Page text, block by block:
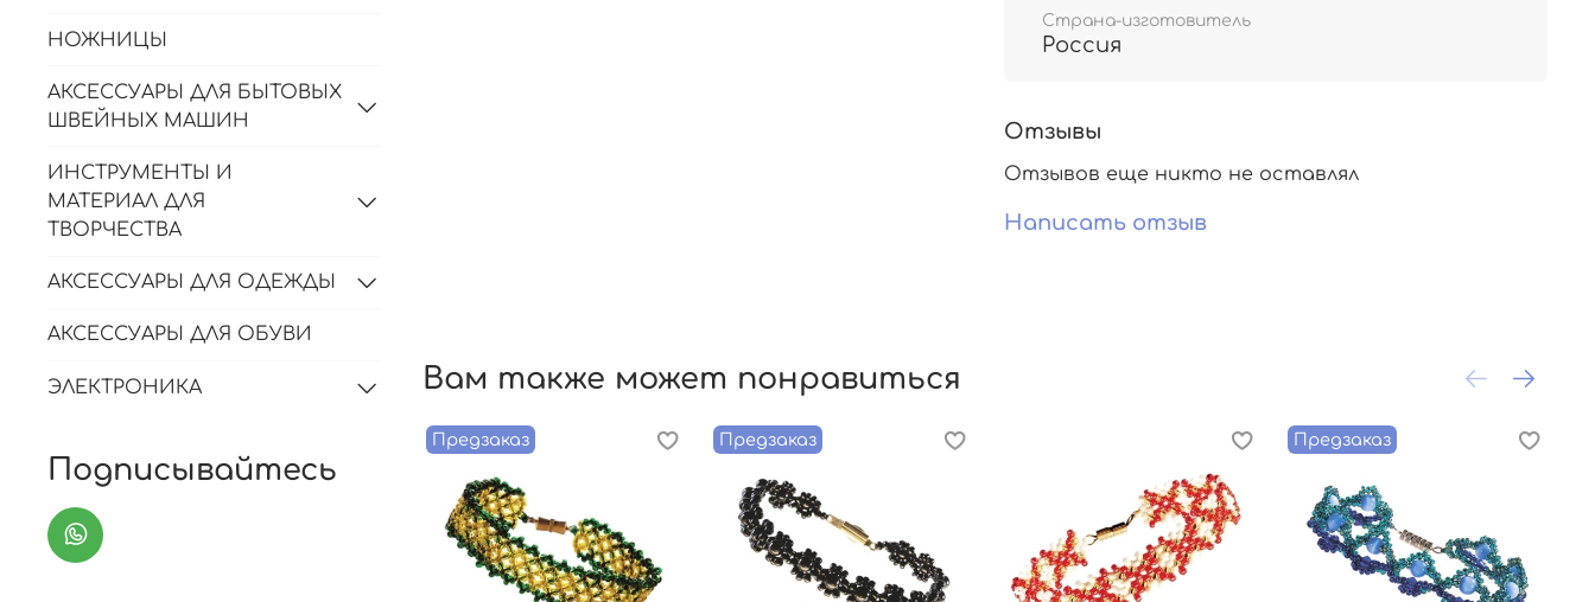
Страна-изготовитель
Россия
Отзывы
Отзывов еще никто не оставлял
Написать отзыв
Вам также может понравиться
Предзаказ Предзаказ Предзаказ
НОЖНИЦЫ
АКСЕССУАРЫ ДЛЯ БЫТОВЫХ
ШВЕЙНЫХ МАШИН
ИНСТРУМЕНТЫ И
МАТЕРИАЛ ДЛЯ
ТВОРЧЕСТВА
АКСЕССУАРЫ ДЛЯ ОДЕЖДЫ
АКСЕССУАРЫ ДЛЯ ОБУВИ
ЭЛЕКТРОНИКА
Подписывайтесь